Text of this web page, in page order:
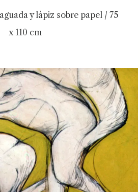
y lápiz sobre papel / 75
x 110 cm